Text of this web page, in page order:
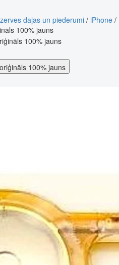
daļas un piederumi / iPhone /
100% jauns